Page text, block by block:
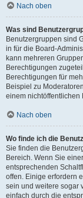
Nach oben
Was sind
Benutzergruppen sind
in für die Board-
kann mehreren
Berechtigungen
Berechtigungen für
Beispiel zu
einem nichtöffentlichen
Nach oben
Wo finde ich die
Sie finden die
Bereich. Wenn Sie
entsprechenden
offen. Einige erfordern
sein und weitere sogar
einfach durch die